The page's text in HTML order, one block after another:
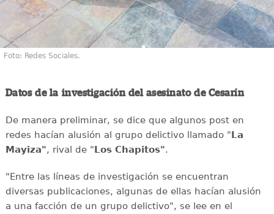
Foto: Redes Sociales.
Datos de la investigación del asesinato de Cesarín
De manera preliminar, se dice que algunos post en
redes hacían alusión al grupo delictivo llamado "La
Mayiza", rival de "Los Chapitos".
"Entre las líneas de investigación se encuentran
diversas publicaciones, algunas de ellas hacían alusión
a una facción de un grupo delictivo", se lee en el